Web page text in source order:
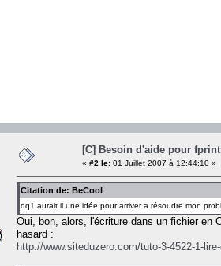
[C] Besoin d'aide pour
« #2 le: 01 Juillet 2007 à 12:44:10 »
Citation de: BeCool
qq1 aurait il une idée pour arriver a résoudre mon
Oui, bon, alors, l'écriture dans un fichier en
hasard :
http://www.siteduzero.com/tuto-3-4522-1-